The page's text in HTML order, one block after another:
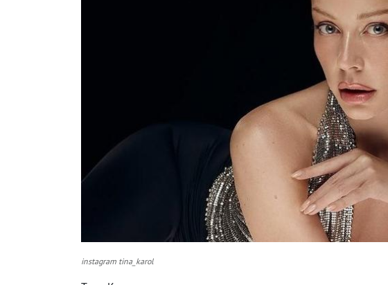
instagram tina_karol